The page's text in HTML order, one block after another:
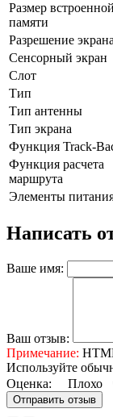
Размер встроенной
памяти
Разрешение экрана
Сенсорный экран
Слот
Тип
Тип антенны
Тип экрана
Функция Track-
Функция расчета
маршрута
Элементы
Написать
Ваше имя:
Ваш отзыв:
Примечание:
Используйте
Оценка: Плохо
Отправить отзыв